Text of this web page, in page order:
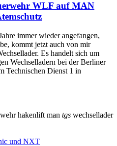
WLF auf MAN
immer wieder angefangen,
kommt jetzt auch von mir
Es handelt sich um
Wechselladern bei der Berliner
Technischen Dienst 1 in
hakenlift man tgs wechsellader
und NXT